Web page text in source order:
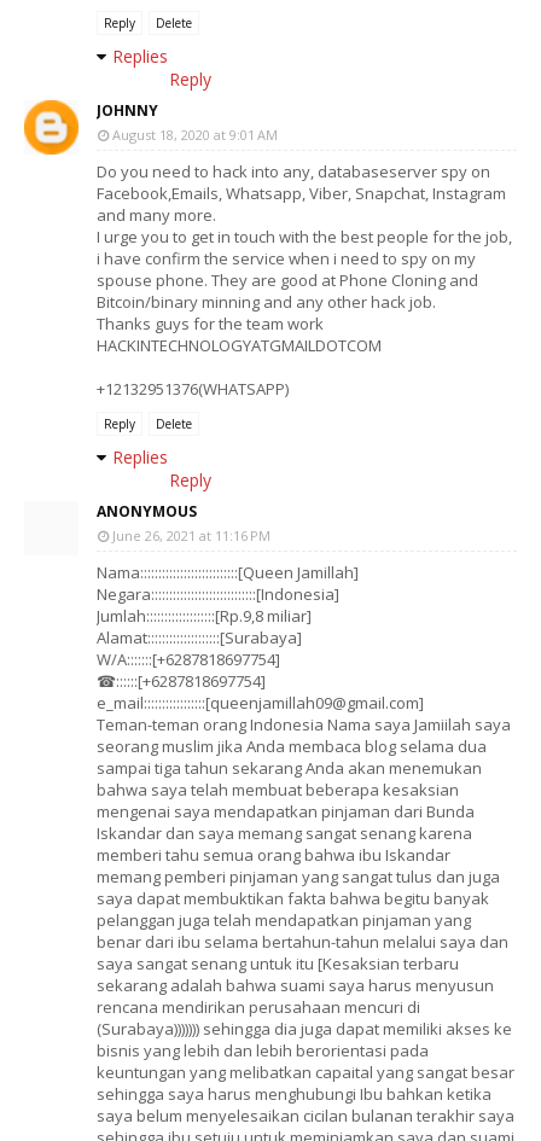
Reply Delete
Replies
Reply
JOHNNY
August 18, 2020 at 9:01 AM
Do you need to hack into any, databaseserver spy on
Facebook,Emails, Whatsapp, Viber, Snapchat, Instagram
and many more.
I urge you to get in touch with the best people for the job,
i have confirm the service when i need to spy on my
spouse phone. They are good at Phone Cloning and
Bitcoin/binary minning and any other hack job.
Thanks guys for the team work
HACKINTECHNOLOGYATGMAILDOTCOM
+12132951376(WHATSAPP)
Reply Delete
Replies
Reply
ANONYMOUS
June 26, 2021 at 11:16 PM
Nama:::::::::::::::::::::::::::[Queen Jamillah]
Negara:::::::::::::::::::::::::::::[Indonesia]
Jumlah:::::::::::::::::::[Rp.9,8 miliar]
Alamat::::::::::::::::::::[Surabaya]
W/A:::::::[+6287818697754]
☎::::::[+6287818697754]
e_mail:::::::::::::::::[queenjamillah09@gmail.com]
Teman-teman orang Indonesia Nama saya Jamiilah saya
seorang muslim jika Anda membaca blog selama dua
sampai tiga tahun sekarang Anda akan menemukan
bahwa saya telah membuat beberapa kesaksian
mengenai saya mendapatkan pinjaman dari Bunda
Iskandar dan saya memang sangat senang karena
memberi tahu semua orang bahwa ibu Iskandar
memang pemberi pinjaman yang sangat tulus dan juga
saya dapat membuktikan fakta bahwa begitu banyak
pelanggan juga telah mendapatkan pinjaman yang
benar dari ibu selama bertahun-tahun melalui saya dan
saya sangat senang untuk itu [Kesaksian terbaru
sekarang adalah bahwa suami saya harus menyusun
rencana mendirikan perusahaan mencuri di
(Surabaya))))))) sehingga dia juga dapat memiliki akses ke
bisnis yang lebih dan lebih berorientasi pada
keuntungan yang melibatkan capaital yang sangat besar
sehingga saya harus menghubungi Ibu bahkan ketika
saya belum menyelesaikan cicilan bulanan terakhir saya